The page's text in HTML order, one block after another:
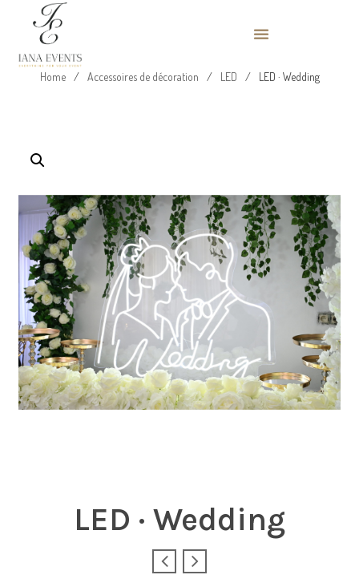
Home / Accessoires de décoration / LED / LED · Wedding
LED · Wedding